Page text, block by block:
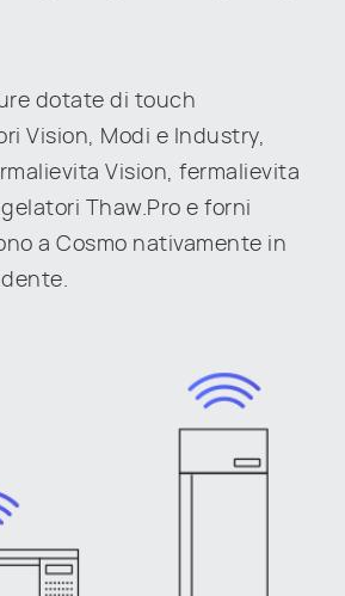
dotate di touch
Vision, Modi e Industry,
Vision, fermalievita
Thaw.Pro e forni
a Cosmo nativamente in